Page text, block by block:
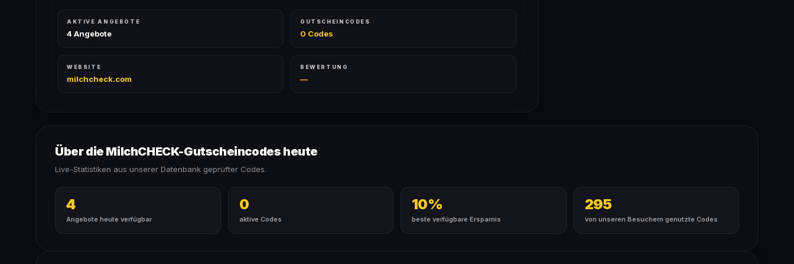
AKTIVE ANGEBOTE
4 Angebote
GUTSCHEINCODES
0 Codes
WEBSITE
milchcheck.com
BEWERTUNG
—
Über die MilchCHECK-Gutscheincodes heute
Live-Statistiken aus unserer Datenbank geprüfter Codes.
4
Angebote heute verfügbar
0
aktive Codes
10%
beste verfügbare Ersparnis
295
von unseren Besuchern genutzte Codes